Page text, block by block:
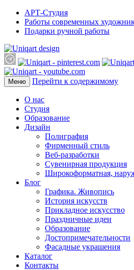
АРТ-Студия
Работы современных
Подарки ручной работы
Меню Перейти к содержимому
О нас
Студия
Образование
Дизайн
Полиграфия
Фирменный стиль
Веб-разработки
Сувенирная продукция
Широкоформатная,
Блог
Графика. Живопись
История искусств
Прикладное искусство
Праздничные идеи
Образование
Достопримечательности
Фасадные украшения
Каталог
Контакты